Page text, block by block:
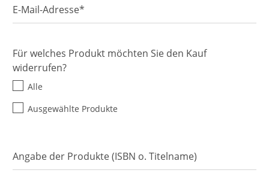
E-Mail-Adresse*
Für welches Produkt möchten Sie den Kauf
widerrufen?
Alle
Ausgewählte Produkte
Angabe der Produkte (ISBN o. Titelname)